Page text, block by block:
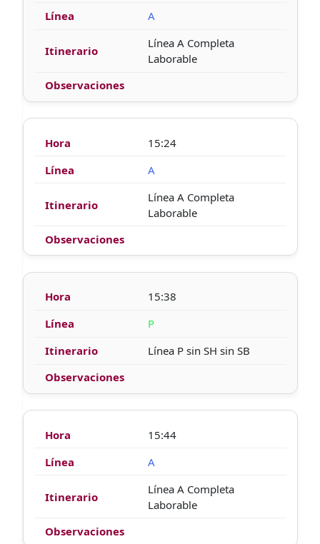
A
Línea A Completa
Laborable
15:24
A
Línea A Completa
Laborable
15:38
P
Línea P sin SH sin SB
15:44
A
Línea A Completa
Laborable